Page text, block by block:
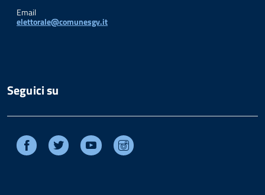
Email
elettorale@comunesgv.it
Seguici su
Facebook Twitter Youtube